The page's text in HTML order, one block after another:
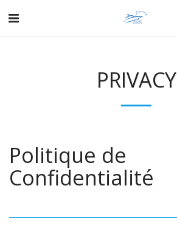
PRIVACY
Politique de
Confidentialité